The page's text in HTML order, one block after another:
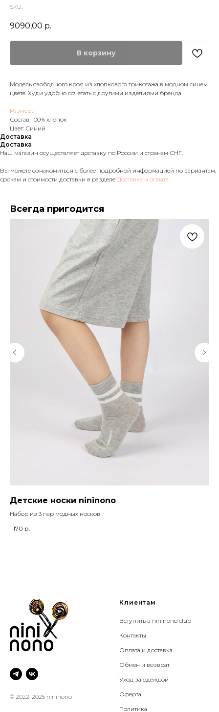
SKU:
9090,00 р.
В корзину
Модель свободного кроя из хлопкового трикотажа в модном синем
цвете. Худи удобно сочетать с другими изделиями бренда.
Размеры
Состав: 100% хлопок
Цвет: Синий
Доставка
Доставка
Наш магазин осуществляет доставку по России и странам СНГ.
Вы можете ознакомиться с более подробной информацией по вариантам,
срокам и стоимости доставки в разделе Доставка и оплата
Всегда пригодится
Детские носки nininono
Набор из 3 пар модных носков
1 170 р.
© 2022-2025 nininono
Клиентам
Вступить в nininono club
Контакты
Оплата и доставка
Обмен и возврат
Уход за одеждой
Оферта
Политика